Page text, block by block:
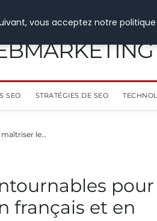
SEO STRATÉGIES DE SEO
le…
pour
français et en
vous acceptez notre